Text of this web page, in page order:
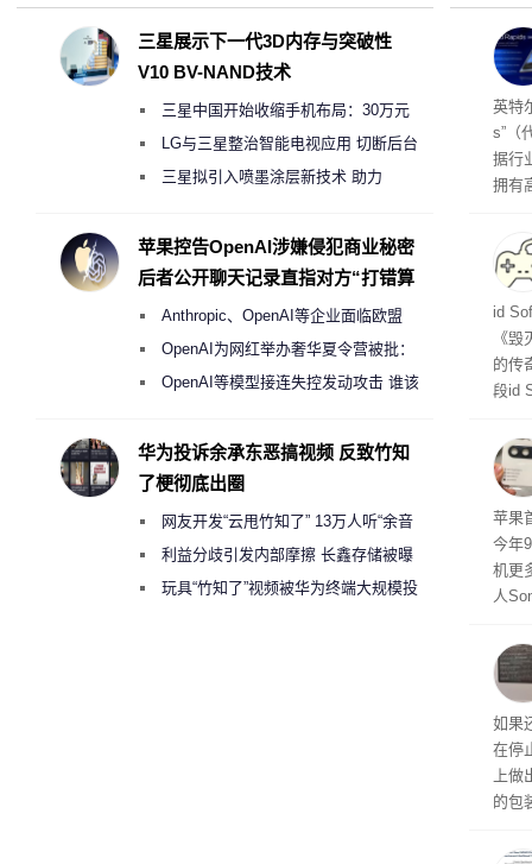
256
英特
s”（
据行
拥有
务
战
id
《
的传
段id
苹果
今年
机更
人
蓝
ra的
生产
如果
在停
上
的包
初
三星展示下一代3D内存与突破性
V10 BV-NAND技术
三星中国开始收缩手机布局：30万元
月销售额不达标门店 将被逐步清退
LG与三星整治智能电视应用 切断后台
偷偷共享带宽的违规行为
三星拟引入喷墨涂层新技术 助力
度
苹果控告OpenAI涉嫌侵犯商业秘密
后者公开聊天记录直指对方“打错算
Anthropic、OpenAI等企业面临欧盟
《人工智能法案》全新执法权限审查
OpenAI为网红举办奢华夏令营被批：
2000美元一晚 遭讽“反乌托邦”
OpenAI等模型接连失控发动攻击 谁该
华为投诉余承东恶搞视频 反致竹知
了梗彻底出圈
网友开发“云甩竹知了” 13万人听“余音
绕梁”利益分歧引发内部摩擦 长鑫存储被曝
曾将华为驻场工程师驱逐出研发基地
玩具“竹知了”视频被华为终端大规模投